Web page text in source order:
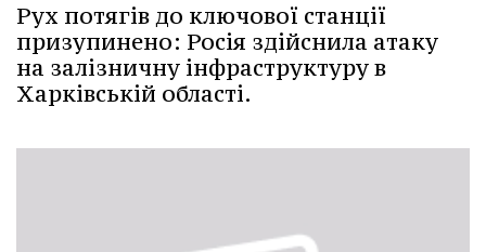
Рух потягів до ключової станції
призупинено: Росія здійснила атаку
на залізничну інфраструктуру в
Харківській області.